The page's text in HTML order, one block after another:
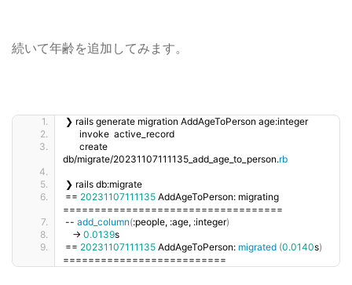
続いて年齢を追加してみます。
❯ rails generate migration AddAgeToPerson age:integer
      invoke  active_record
      create
db/migrate/20231107111135_add_age_to_person.rb
❯ rails db:migrate
== 20231107111135 AddAgeToPerson: migrating
===================================
-- add_column(:people, :age, :integer)
   -
0.0139s
== 20231107111135 AddAgeToPerson: migrated (0.0140s)
==========================